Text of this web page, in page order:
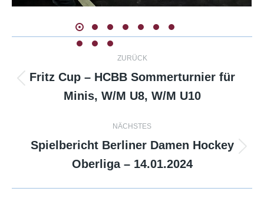
Kommentarnavigation
ZURÜCK
Beitrag:
Fritz Cup – HCBB Sommerturnier für
Minis, W/M U8, W/M U10
NÄCHSTES
Beitrag:
Spielbericht Berliner Damen Hockey
Oberliga – 14.01.2024